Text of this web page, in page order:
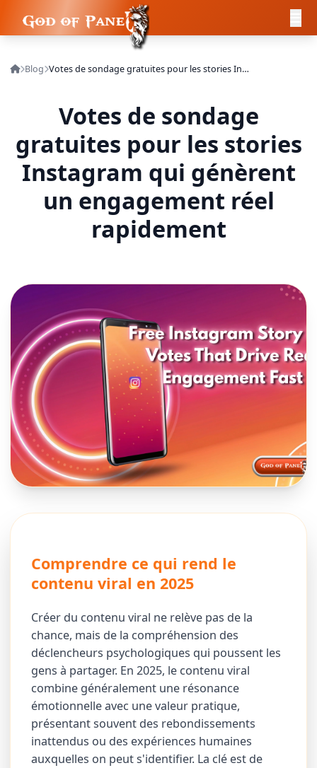
Blog Votes de sondage gratuites pour les stories Instagram qui génèrent un engagement réel rapidement
Votes de sondage
gratuites pour les stories
Instagram qui génèrent
un engagement réel
rapidement
Comprendre ce qui rend le
contenu viral en 2025
Créer du contenu viral ne relève pas de la
chance, mais de la compréhension des
déclencheurs psychologiques qui poussent les
gens à partager. En 2025, le contenu viral
combine généralement une résonance
émotionnelle avec une valeur pratique,
présentant souvent des rebondissements
inattendus ou des expériences humaines
auxquelles on peut s'identifier. La clé est de